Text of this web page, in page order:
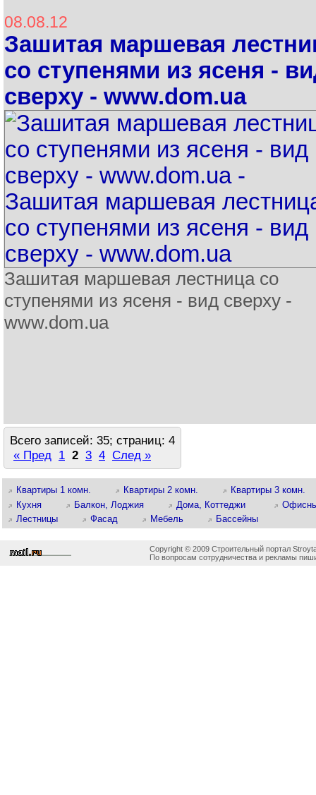
08.08.12
Зашитая маршевая
со ступенями из ясеня -
сверху - www.dom.ua
Зашитая маршевая лестница со
ступенями из ясеня - вид сверху -
www.dom.ua
Всего записей: 35; страниц: 4
« Пред 1 2 3 4 След »
Квартиры 1 комн. Квартиры 2 комн.
Квартиры 3 комн.
Кухня
Балкон, Лоджия Дома, Коттеджи
Лестницы
Фасад Мебель Бассейны
Copyright © 2009 Строительный портал
По вопросам сотрудничества и рекламы